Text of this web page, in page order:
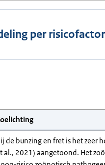
per risicofactor
de bunzing en fret is het zeer
al., 2021) aangetoond. Het